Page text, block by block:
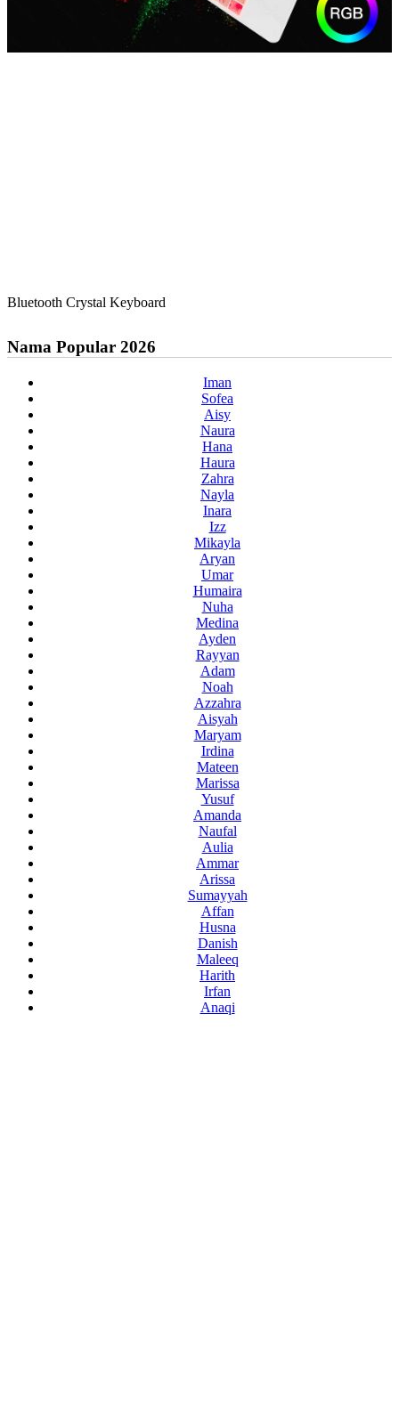
Bluetooth Crystal Keyboard
Nama Popular 2026
Iman
Sofea
Aisy
Naura
Hana
Haura
Zahra
Nayla
Inara
Izz
Mikayla
Aryan
Umar
Humaira
Nuha
Medina
Ayden
Rayyan
Adam
Noah
Azzahra
Aisyah
Maryam
Irdina
Mateen
Marissa
Yusuf
Amanda
Naufal
Aulia
Ammar
Arissa
Sumayyah
Affan
Husna
Danish
Maleeq
Harith
Irfan
Anaqi